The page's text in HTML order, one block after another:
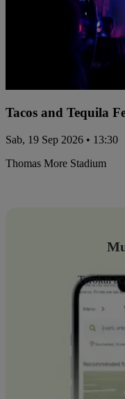
Tacos and Tequila
Sab, 19 Sep 2026 • 13:30
Thomas More Stadium
Terokai